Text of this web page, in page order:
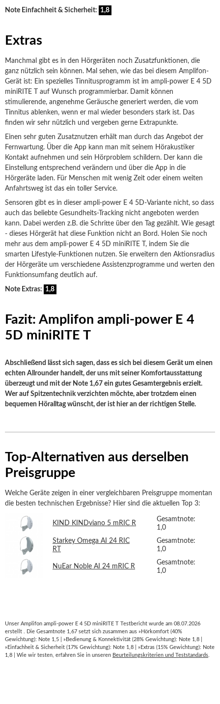
Note Einfachheit & Sicherheit: 1,8
Extras
Manchmal gibt es in den Hörgeräten noch Zusatzfunktionen, die
ganz nützlich sein können. Mal sehen, wie das bei diesem Amplifon-
Gerät ist: Ein spezielles Tinnitusprogramm ist im ampli-power E 4 5D
miniRITE T auf Wunsch programmierbar. Damit können
stimulierende, angenehme Geräusche generiert werden, die vom
Tinnitus ablenken, wenn er mal wieder besonders stark ist. Das
finden wir sehr nützlich und vergeben gerne Extrapunkte.
Einen sehr guten Zusatznutzen erhält man durch das Angebot der
Fernwartung. Über die App kann man mit seinem Hörakustiker
Kontakt aufnehmen und sein Hörproblem schildern. Der kann die
Einstellung entsprechend verändern und über die App in die
Hörgeräte laden. Für Menschen mit wenig Zeit oder einem weiten
Anfahrtsweg ist das ein toller Service.
Sensoren gibt es in dieser ampli-power E 4 5D-Variante nicht, so dass
auch das beliebte Gesundheits-Tracking nicht angeboten werden
kann. Dabei werden z.B. die Schritte über den Tag gezählt. Wie gesagt
- dieses Hörgerät hat diese Funktion nicht an Bord. Holen Sie noch
mehr aus dem ampli-power E 4 5D miniRITE T, indem Sie die
smarten Lifestyle-Funktionen nutzen. Sie erweitern den Aktionsradius
der Hörgeräte um verschiedene Assistenzprogramme und werten den
Funktionsumfang deutlich auf.
Note Extras: 1,8
Fazit: Amplifon ampli-power E 4
5D miniRITE T
Abschließend lässt sich sagen, dass es sich bei diesem Gerät um einen
echten Allrounder handelt, der uns mit seiner Komfortausstattung
überzeugt und mit der Note 1,67 ein gutes Gesamtergebnis erzielt.
Wer auf Spitzentechnik verzichten möchte, aber trotzdem einen
bequemen Höralltag wünscht, der ist hier an der richtigen Stelle.
Top-Alternativen aus derselben
Preisgruppe
Welche Geräte zeigen in einer vergleichbaren Preisgruppe momentan
die besten technischen Ergebnisse? Hier sind die aktuellen Top 3:
KIND KINDviano 5 mRIC R
Gesamtnote:
1,0
Starkey Omega AI 24 RIC
RT
Gesamtnote:
1,0
NuEar Noble AI 24 mRIC R
Gesamtnote:
1,0
Unser Amplifon ampli-power E 4 5D miniRITE T Testbericht wurde am 08.07.2026
erstellt . Die Gesamtnote 1,67 setzt sich zusammen aus »Hörkomfort (40%
Gewichtung): Note 1,5 | »Bedienung & Konnektivität (28% Gewichtung): Note 1,8 |
»Einfachheit & Sicherheit (17% Gewichtung): Note 1,8 | »Extras (15% Gewichtung): Note
1,8 | Wie wir testen, erfahren Sie in unseren Beurteilungskriterien und Teststandards